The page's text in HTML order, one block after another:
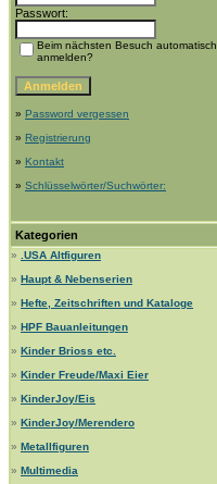
Passwort:
Beim nächsten Besuch automatisch
anmelden?
» Password vergessen
» Registrierung
» Kontakt
» Schlüsselwörter/Suchwörter:
Kategorien
»
.USA Altfiguren
» Haupt & Nebenserien
» Hefte, Zeitschriften und Kataloge
» HPF Bauanleitungen
» Kinder Brioss etc.
» Kinder Freude/Maxi Eier
» KinderJoy/Eis
» KinderJoy/Merendero
» Metallfiguren
» Multimedia